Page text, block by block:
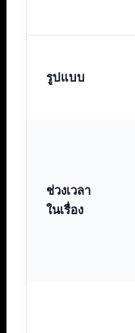
รูปแบบ
ช่วงเวลา
ในเรื่อง